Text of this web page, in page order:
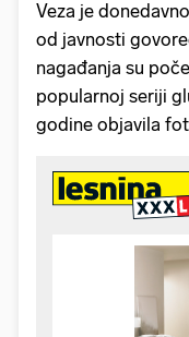
Veza je
od javnosti
nagađanja su
popularnoj seriji
godine objavila